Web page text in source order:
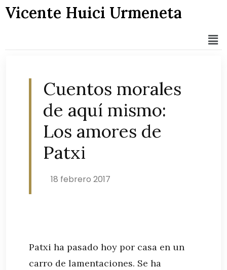
Vicente Huici Urmeneta
Cuentos morales
de aquí mismo:
Los amores de
Patxi
18 febrero 2017
Patxi ha pasado hoy por casa en un
carro de lamentaciones. Se ha